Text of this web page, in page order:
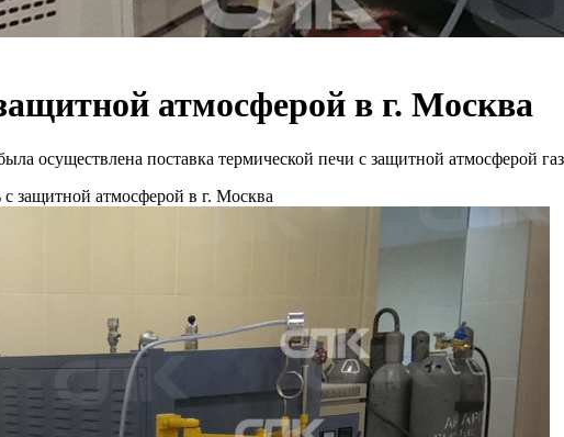
атмосферой в г. Москва
осуществлена поставка термической печи с защитной атмосферой
с защитной атмосферой в г. Москва